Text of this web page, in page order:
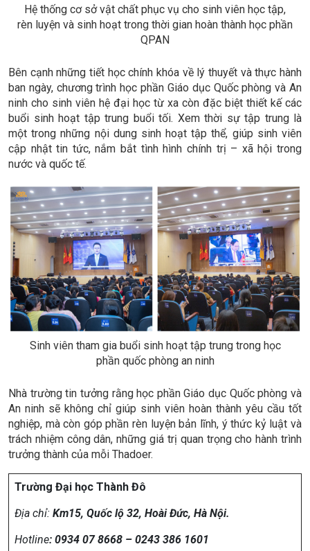
Hệ thống cơ sở vật chất phục vụ cho sinh viên học tập,
rèn luyện và sinh hoạt trong thời gian hoàn thành học phần
QPAN
Bên cạnh những tiết học chính khóa về lý thuyết và thực hành
ban ngày, chương trình học phần Giáo dục Quốc phòng và An
ninh cho sinh viên hệ đại học từ xa còn đặc biệt thiết kế các
buổi sinh hoạt tập trung buổi tối. Xem thời sự tập trung là
một trong những nội dung sinh hoạt tập thể, giúp sinh viên
cập nhật tin tức, nắm bắt tình hình chính trị – xã hội trong
nước và quốc tế.
Sinh viên tham gia buổi sinh hoạt tập trung trong học
phần quốc phòng an ninh
Nhà trường tin tưởng rằng học phần Giáo dục Quốc phòng và
An ninh sẽ không chỉ giúp sinh viên hoàn thành yêu cầu tốt
nghiệp, mà còn góp phần rèn luyện bản lĩnh, ý thức kỷ luật và
trách nhiệm công dân, những giá trị quan trọng cho hành trình
trưởng thành của mỗi Thadoer.
Trường Đại học Thành Đô
Địa chỉ: Km15, Quốc lộ 32, Hoài Đức, Hà Nội.
Hotline: 0934 07 8668 – 0243 386 1601